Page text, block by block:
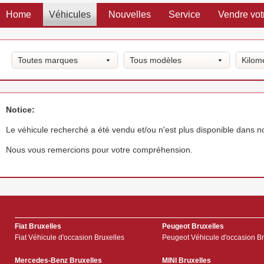
Home Véhicules Nouvelles Service Vendre
Toutes marques Tous modèles
Notice:
Le véhicule recherché a été vendu et/ou n'est plus disponible dans
Nous vous remercions pour votre compréhension.
Fiat Bruxelles
Fiat Véhicule d'occasion Bruxelles
Peugeot Bruxelles
Peugeot Véhicule d'occasion
Mercedes-Benz Bruxelles
MINI Bruxelles